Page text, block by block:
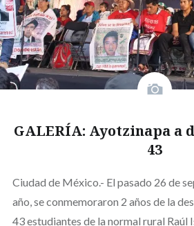
GALERÍA: Ayotzinapa a
43
Ciudad de México.- El pasado 26 de
año, se conmemoraron 2 años de la
43 estudiantes de la normal rural Raúl